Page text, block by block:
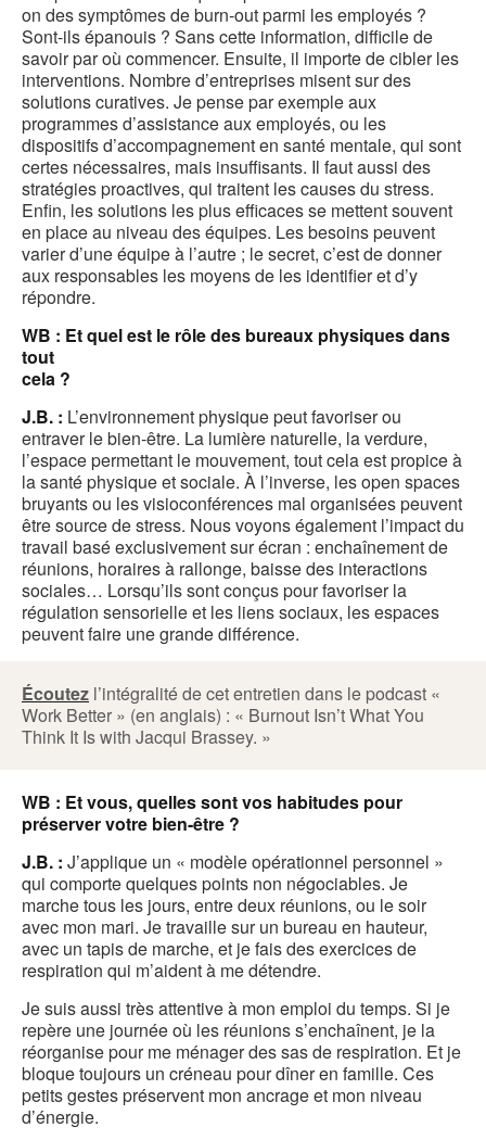
on des symptômes de burn-out parmi les employés ?
Sont-ils épanouis ? Sans cette information, difficile de
savoir par où commencer. Ensuite, il importe de cibler les
interventions. Nombre d’entreprises misent sur des
solutions curatives. Je pense par exemple aux
programmes d’assistance aux employés, ou les
dispositifs d’accompagnement en santé mentale, qui sont
certes nécessaires, mais insuffisants. Il faut aussi des
stratégies proactives, qui traitent les causes du stress.
Enfin, les solutions les plus efficaces se mettent souvent
en place au niveau des équipes. Les besoins peuvent
varier d’une équipe à l’autre ; le secret, c’est de donner
aux responsables les moyens de les identifier et d’y
répondre.
WB : Et quel est le rôle des bureaux physiques dans
tout
cela ?
J.B. : L’environnement physique peut favoriser ou
entraver le bien-être. La lumière naturelle, la verdure,
l’espace permettant le mouvement, tout cela est propice à
la santé physique et sociale. À l’inverse, les open spaces
bruyants ou les visioconférences mal organisées peuvent
être source de stress. Nous voyons également l’impact du
travail basé exclusivement sur écran : enchaînement de
réunions, horaires à rallonge, baisse des interactions
sociales… Lorsqu’ils sont conçus pour favoriser la
régulation sensorielle et les liens sociaux, les espaces
peuvent faire une grande différence.
Écoutez l’intégralité de cet entretien dans le podcast «
Work Better » (en anglais) : « Burnout Isn’t What You
Think It Is with Jacqui Brassey. »
WB : Et vous, quelles sont vos habitudes pour
préserver votre bien-être ?
J.B. : J’applique un « modèle opérationnel personnel »
qui comporte quelques points non négociables. Je
marche tous les jours, entre deux réunions, ou le soir
avec mon mari. Je travaille sur un bureau en hauteur,
avec un tapis de marche, et je fais des exercices de
respiration qui m’aident à me détendre.
Je suis aussi très attentive à mon emploi du temps. Si je
repère une journée où les réunions s’enchaînent, je la
réorganise pour me ménager des sas de respiration. Et je
bloque toujours un créneau pour dîner en famille. Ces
petits gestes préservent mon ancrage et mon niveau
d’énergie.